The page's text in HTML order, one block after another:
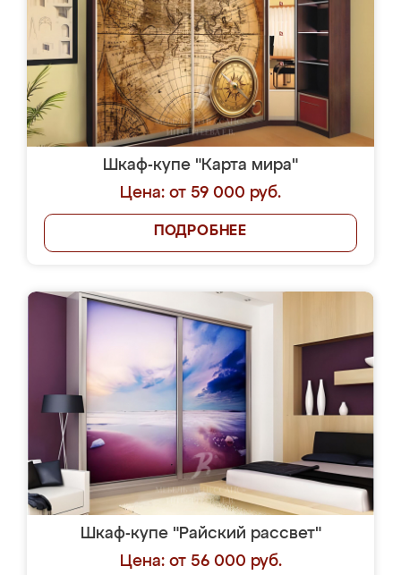
Шкаф-купе "Карта мира"
Цена: от 59 000 руб.
ПОДРОБНЕЕ
Шкаф-купе "Райский рассвет"
Цена: от 56 000 руб.